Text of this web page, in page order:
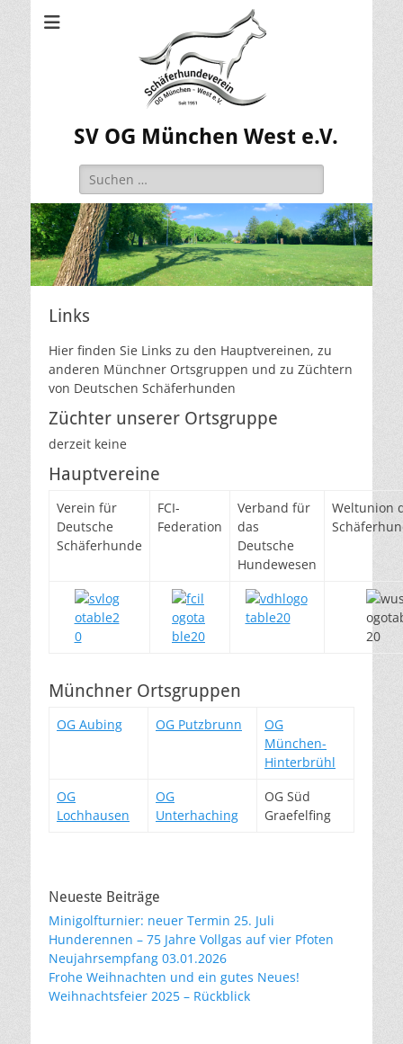
SV OG München West e.V.
Suchen
nach:
Links
Hier finden Sie Links zu den Hauptvereinen, zu
anderen Münchner Ortsgruppen und zu Züchtern
von Deutschen Schäferhunden
Züchter unserer Ortsgruppe
derzeit keine
Hauptvereine
Verein für
Deutsche
Schäferhunde
FCI-
Federation
Verband für
das
Deutsche
Hundewesen
Weltunion
Münchner Ortsgruppen
OG Aubing OG Putzbrunn
OG
München-
Hinterbrühl
OG
Lochhausen
OG
Unterhaching
OG Süd
Graefelfing
Neueste Beiträge
Minigolfturnier: neuer Termin 25. Juli
Hunderennen – 75 Jahre Vollgas auf vier Pfoten
Neujahrsempfang 03.01.2026
Frohe Weihnachten und ein gutes Neues!
Weihnachtsfeier 2025 – Rückblick